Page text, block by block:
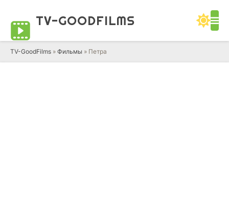
TV-GOODFILMS
TV-GoodFilms » Фильмы » Петра